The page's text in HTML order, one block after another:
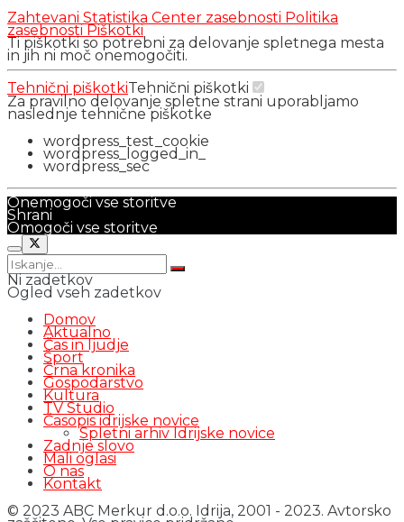
Zahtevani Statistika Center zasebnosti Politika
zasebnostiPiškotki
Ti piškotki so potrebni za delovanje spletnega mesta
in jih ni moč onemogočiti.
Tehnični piškotkiTehnični piškotki
Za pravilno delovanje spletne strani uporabljamo
naslednje tehnične piškotke
wordpress_test_cookie
wordpress_logged_in_
wordpress_sec
Onemogoči vse storitve
Shrani
Omogoči vse storitve
Ni zadetkov
Ogled vseh zadetkov
Domov
Aktualno
Čas in ljudje
Šport
Črna kronika
Gospodarstvo
Kultura
TV Studio
Časopis idrijske novice
Spletni arhiv Idrijske novice
Zadnje slovo
Mali oglasi
O nas
Kontakt
© 2023 ABC Merkur d.o.o. Idrija, 2001 - 2023. Avtorsko